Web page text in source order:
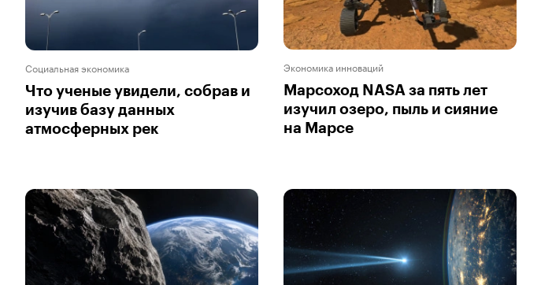
Социальная экономика
Что ученые увидели, собрав и
изучив базу данных
атмосферных рек
Экономика инноваций
Марсоход NASA за пять лет
изучил озеро, пыль и сияние
на Марсе